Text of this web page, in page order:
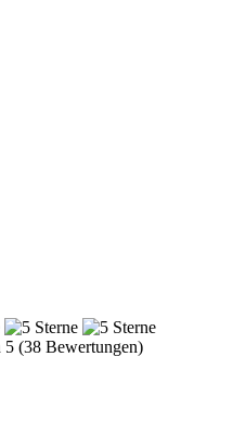
5 (38 Bewertungen)